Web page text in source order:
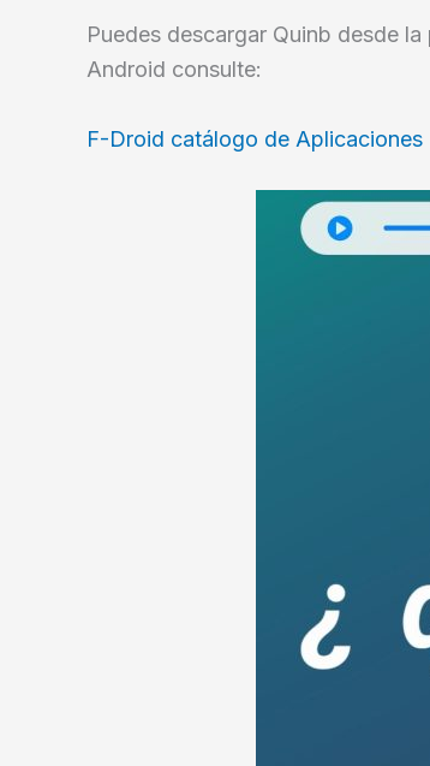
Puedes descargar Quinb desde la
Android consulte:
F-Droid catálogo de Aplicaciones